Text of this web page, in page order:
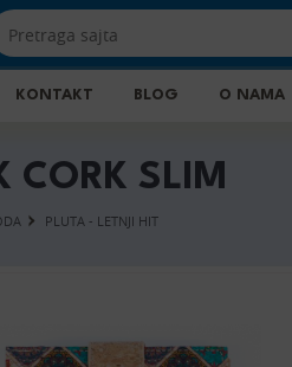
KONTAKT BLOG O NAMA
CORK SLIM
PLUTA - LETNJI HIT